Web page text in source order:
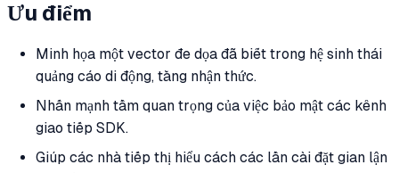
Ưu điểm
Minh họa một vector đe dọa đã biết trong hệ sinh thái
quảng cáo di động, tăng nhận thức.
Nhấn mạnh tầm quan trọng của việc bảo mật các kênh
giao tiếp SDK.
Giúp các nhà tiếp thị hiểu cách các lần cài đặt gian lận